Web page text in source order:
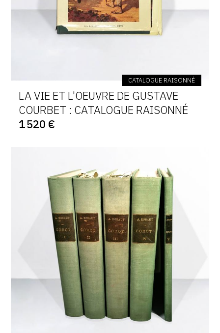
CATALOGUE RAISONNÉ
LA VIE ET L'OEUVRE DE GUSTAVE
COURBET : CATALOGUE RAISONNÉ
1 520 €